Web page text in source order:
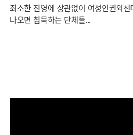
최소한 진영에 상관없이 여성인권외
나오면 침묵하는 단체들...